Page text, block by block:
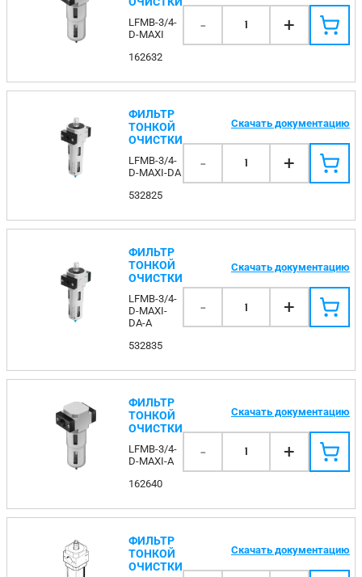
LFMB-3/4-
D-MAXI
162632
- 1 +
ФИЛЬТР
ТОНКОЙ
ОЧИСТКИ
LFMB-3/4-
D-MAXI-DA
532825
Скачать документацию
- 1 +
ФИЛЬТР
ТОНКОЙ
ОЧИСТКИ
LFMB-3/4-
D-MAXI-
DA-A
532835
Скачать документацию
- 1 +
ФИЛЬТР
ТОНКОЙ
ОЧИСТКИ
LFMB-3/4-
D-MAXI-A
162640
Скачать документацию
- 1 +
ФИЛЬТР
ТОНКОЙ
ОЧИСТКИ
Скачать документацию